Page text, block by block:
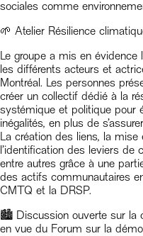
sociales comme
🌱 Atelier Résilience
Le groupe a mis en évidence
les différents acteurs et
Montréal. Les personnes
créer un collectif dédié à la
systémique et politique pour
inégalités, en plus de
La création des liens, la
l’identification des leviers de
entre autres grâce à une
des actifs communautaires
CMTQ et la DRSP.
🏙️ Discussion ouverte sur la
en vue du Forum sur la